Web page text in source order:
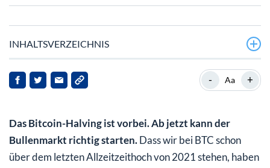
INHALTSVERZEICHNIS
Bitcoin im Stunden-Chart
Die Krypto-Shoppingliste
Noch nicht 100 Prozent investieren!
- Aa +
Das Bitcoin-Halving ist vorbei. Ab jetzt kann der
Bullenmarkt richtig starten.Dass wir bei BTC schon
über dem letzten Allzeitzeithoch von 2021 stehen, haben